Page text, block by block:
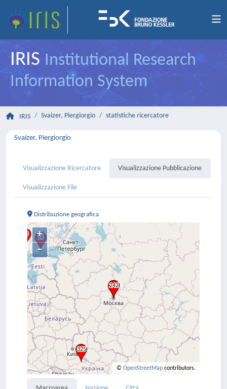
IRIS Institutional Research
Information System
IRIS Svaizer, Piergiorgio statistiche ricercatore
Svaizer, Piergiorgio
Visualizzazione Ricercatore Visualizzazione Pubblicazione
Visualizzazione File
Distribuzione geografica
+
–
© OpenStreetMap contributors.